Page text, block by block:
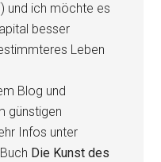
) und ich möchte es
besser
Leben
Blog und
günstigen
Infos unter
Die Kunst des